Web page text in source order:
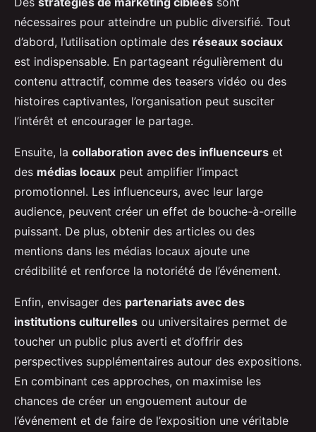
nécessaires pour atteindre un public diversifié. Tout
d’abord, l’utilisation optimale des réseaux sociaux
est indispensable. En partageant régulièrement du
contenu attractif, comme des teasers vidéo ou des
histoires captivantes, l’organisation peut susciter
l’intérêt et encourager le partage.
Ensuite, la collaboration avec des influenceurs et
des médias locaux peut amplifier l’impact
promotionnel. Les influenceurs, avec leur large
audience, peuvent créer un effet de bouche-à-oreille
puissant. De plus, obtenir des articles ou des
mentions dans les médias locaux ajoute une
crédibilité et renforce la notoriété de l’événement.
Enfin, envisager des partenariats avec des
institutions culturelles ou universitaires permet de
toucher un public plus averti et d’offrir des
perspectives supplémentaires autour des expositions.
En combinant ces approches, on maximise les
chances de créer un engouement autour de
l’événement et de faire de l’exposition une véritable